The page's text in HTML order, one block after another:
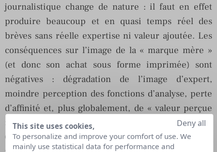
journalistique change de nature : il faut en effet
produire beaucoup et en quasi temps réel des
brèves sans réelle expertise ni valeur ajoutée. Les
conséquences sur l’image de la « marque mère »
(et donc son achat sous forme imprimée) sont
négatives : dégradation de l’image d’expert,
moindre perception des fonctions d’analyse, perte
d’affinité et, plus globalement, de « valeur perçue
».
Google est sans doute nécessaire aux médias,
This site uses cookies,
To personalize and improve your comfort of use. We
mainly use statistical data for performance and
Deny all